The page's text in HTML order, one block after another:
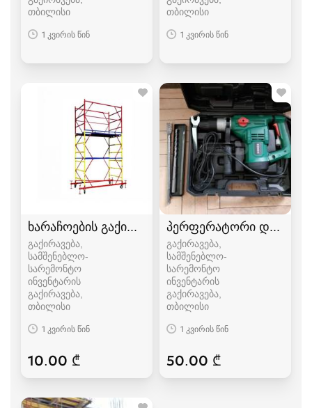
თბილისი
1 კვირის წინ
თბილისი
1 კვირის წინ
ხარაჩოების გაქირავება კოშკურა ხარაჩო
გაქირავება,
სამშენებლო-
სარემონტო
ინვენტარის
გაქირავება
თბილისი
1 კვირის წინ
10.00 ₾
პერფერატორი
გაქირავება,
სამშენებლო-
სარემონტო
ინვენტარის
გაქირავება
თბილისი
1 კვირის წინ
50.00 ₾